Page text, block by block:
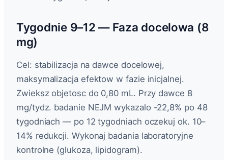
Tygodnie 9–12 — Faza docelowa (8
mg)
Cel: stabilizacja na dawce docelowej,
maksymalizacja efektow w fazie inicjalnej.
Zwieksz objetosc do 0,80 mL. Przy dawce 8
mg/tydz. badanie NEJM wykazalo -22,8% po 48
tygodniach — po 12 tygodniach oczekuj ok. 10–
14% redukcji. Wykonaj badania laboratoryjne
kontrolne (glukoza, lipidogram).